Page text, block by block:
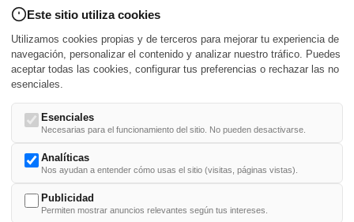
Nicholas Ray (-)
Charlize Theron (51)
Maggie Wheeler (65)
Wayne Knight (71)
Michael Shannon (52)
Nacimientos y estrenos en la fecha
DD/MM /
-U- V- W- X - -
Este sitio utiliza cookies
Utilizamos cookies propias y de terceros para mejorar tu experiencia de
navegación, personalizar el contenido y analizar nuestro tráfico. Puedes
aceptar todas las cookies, configurar tus preferencias o rechazar las no
esenciales.
Esenciales
Necesarias para el funcionamiento del sitio. No pueden desactivarse.
Analíticas
Nos ayudan a entender cómo usas el sitio (visitas, páginas vistas).
Publicidad
Permiten mostrar anuncios relevantes según tus intereses.